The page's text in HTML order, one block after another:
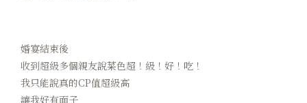
婚宴結束後
收到超級多個親友說菜色超！級！好！吃！
我只能說真的CP值超級高
讓我好有面子